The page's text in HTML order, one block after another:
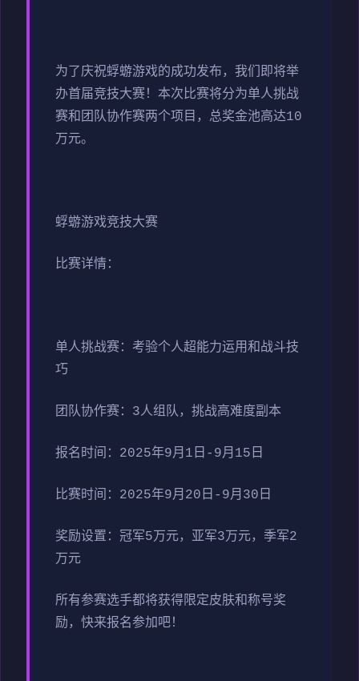
为了庆祝蜉蝣游戏的成功发布，我们即将举
办首届竞技大赛！本次比赛将分为单人挑战
赛和团队协作赛两个项目，总奖金池高达10
万元。
蜉蝣游戏竞技大赛
比赛详情：
单人挑战赛：考验个人超能力运用和战斗技
巧
团队协作赛：3人组队，挑战高难度副本
报名时间：2025年9月1日-9月15日
比赛时间：2025年9月20日-9月30日
奖励设置：冠军5万元，亚军3万元，季军2
万元
所有参赛选手都将获得限定皮肤和称号奖
励，快来报名参加吧！